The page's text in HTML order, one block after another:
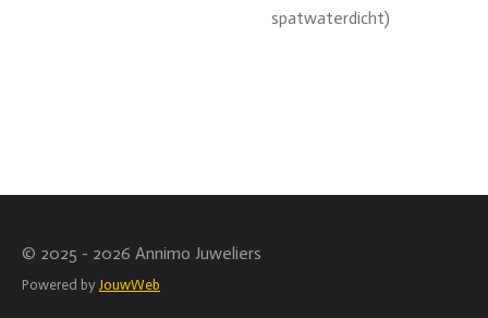
spatwaterdicht)
© 2025 - 2026 Annimo Juweliers
Powered by JouwWeb